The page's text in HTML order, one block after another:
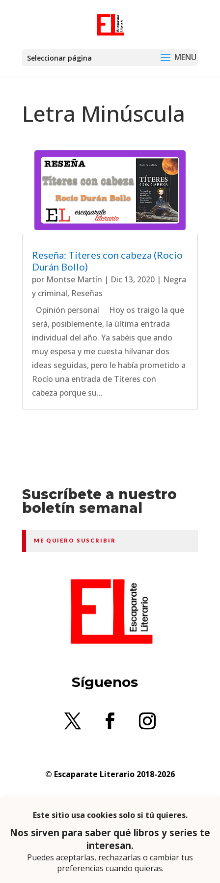
Seleccionar página
Letra Minúscula
Reseña: Títeres con cabeza (Rocío
Durán Bollo)
por Montse Martín | Dic 13, 2020| Negra
y criminal, Reseñas
Opinión personal Hoy os traigo la que
será, posiblemente, la última entrada
individual del año. Ya sabéis que ando
muy espesa y me cuesta hilvanar dos
ideas seguidas, pero le había prometido a
Rocío una entrada de Títeres con
cabeza porque su...
Suscríbete a nuestro
boletín semanal
ME QUIERO SUSCRIBIR
Síguenos
© Escaparate Literario 2018-2026
privacidad
En calidad de afiliado de Amazon obtengo
ingresos por las compras adscritas que